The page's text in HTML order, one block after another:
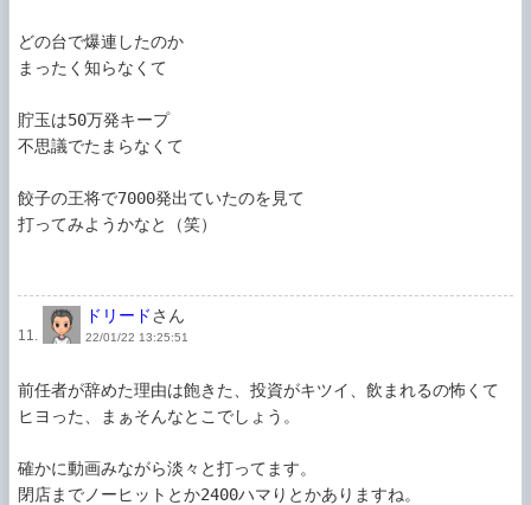
どの台で爆連したのか
まったく知らなくて
貯玉は50万発キープ
不思議でたまらなくて
餃子の王将で7000発出ていたのを見て
打ってみようかなと（笑）
11.
ドリードさん
22/01/22 13:25:51
前任者が辞めた理由は飽きた、投資がキツイ、飲まれるの怖くて
ヒヨった、まぁそんなとこでしょう。
確かに動画みながら淡々と打ってます。
閉店までノーヒットとか2400ハマりとかありますね。